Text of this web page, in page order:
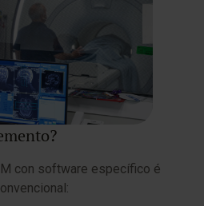
con software específico é